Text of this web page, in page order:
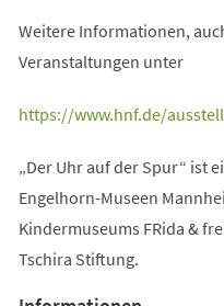
Weitere Informationen,
Veranstaltungen unter
https://www.hnf.de/
(Öffnet
einem
neuen
Tab)
„Der Uhr auf der Spur“ ist
Engelhorn-Museen
Kindermuseums FRida &
Tschira Stiftung.